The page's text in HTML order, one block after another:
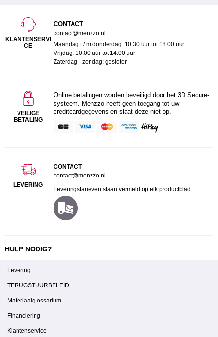
KLANTENSERVI
CE
CONTACT
contact@menzzo.nl
Maandag t / m donderdag: 10.30 uur tot 18.00 uur
Vrijdag: 10.00 uur tot 14.00 uur
Zaterdag - zondag: gesloten
VEILIGE
BETALING
Online betalingen worden beveiligd door het 3D Secure-
systeem. Menzzo heeft geen toegang tot uw
creditcardgegevens en slaat deze niet op.
LEVERING
CONTACT
contact@menzzo.nl
Leveringstarieven staan vermeld op elk productblad
HULP NODIG?
Levering
TERUGSTUURBELEID
Materiaalglossarium
Financiering
Klantenservice